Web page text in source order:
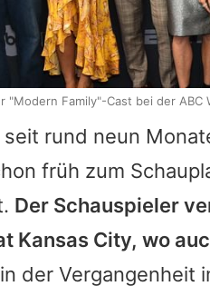
rund neun
früh zum
Der Schauspieler
Kansas City, wo
in der Vergangenheit
"Modern Family"-Cast bei der